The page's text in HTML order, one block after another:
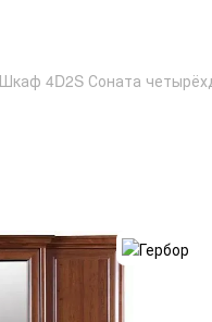
Шкаф 4D2S Соната